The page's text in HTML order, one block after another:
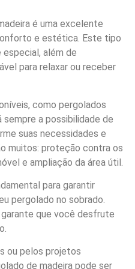
é uma excelente
e estética. Este tipo
além de
para relaxar ou receber
como pergolados
sempre a possibilidade de
suas necessidades e
muitos: proteção contra os
e ampliação da área útil.
para garantir
pergolado no sobrado.
que você desfrute
ou pelos projetos
de madeira pode ser